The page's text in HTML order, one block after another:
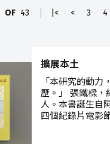
OF 43 |< < 3 4
擴展本土
「本研究的動
歷。」 張鐵樑，
人。本書誕生自
四個紀錄片